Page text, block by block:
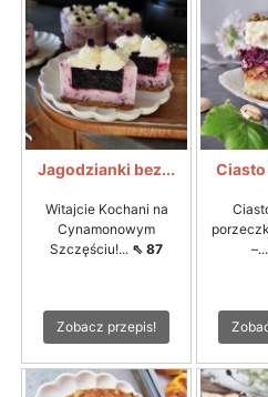
Jagodzianki bez...
Witajcie Kochani na
Cynamonowym
Szczęściu!... ⇖ 87
Zobacz przepis!
Ciasto
–...